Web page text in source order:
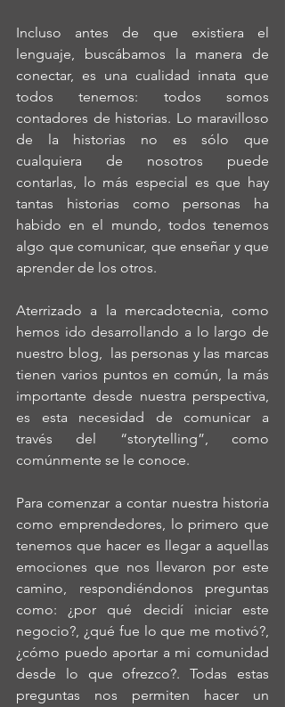
Incluso antes de que existiera el
lenguaje, buscábamos la manera de
conectar, es una cualidad innata que
todos tenemos: todos somos
contadores de historias. Lo maravilloso
de la historias no es sólo que
cualquiera de nosotros puede
contarlas, lo más especial es que hay
tantas historias como personas ha
habido en el mundo, todos tenemos
algo que comunicar, que enseñar y que
aprender de los otros.
Aterrizado a la mercadotecnia, como
hemos ido desarrollando a lo largo de
nuestro blog,  las personas y las marcas
tienen varios puntos en común, la más
importante desde nuestra perspectiva,
es esta necesidad de comunicar a
través del “storytelling”, como
comúnmente se le conoce.
Para comenzar a contar nuestra historia
como emprendedores, lo primero que
tenemos que hacer es llegar a aquellas
emociones que nos llevaron por este
camino, respondiéndonos preguntas
como: ¿por qué decidí iniciar este
negocio?, ¿qué fue lo que me motivó?,
¿cómo puedo aportar a mi comunidad
desde lo que ofrezco?. Todas estas
preguntas nos permiten hacer un